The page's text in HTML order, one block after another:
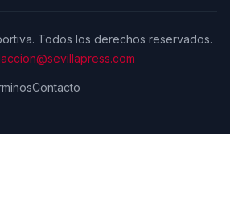
Todos los derechos reservados.
Contacto